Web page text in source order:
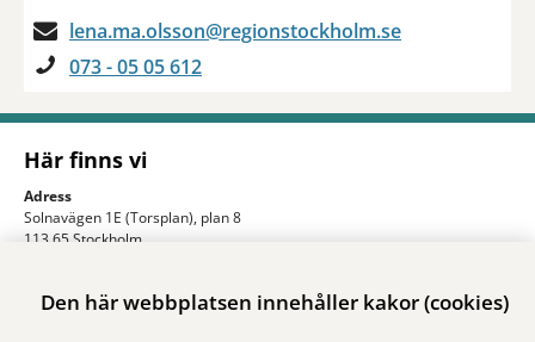
Den här webbplatsen innehåller kakor (cookies)
lena.ma.olsson@regionstockholm.se
073 - 05 05 612
Här finns vi
Adress
Solnavägen 1E (Torsplan), plan 8
113 65 Stockholm